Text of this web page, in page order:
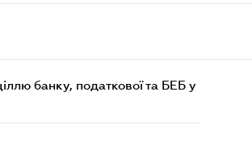
банку, податкової та БЕБ у